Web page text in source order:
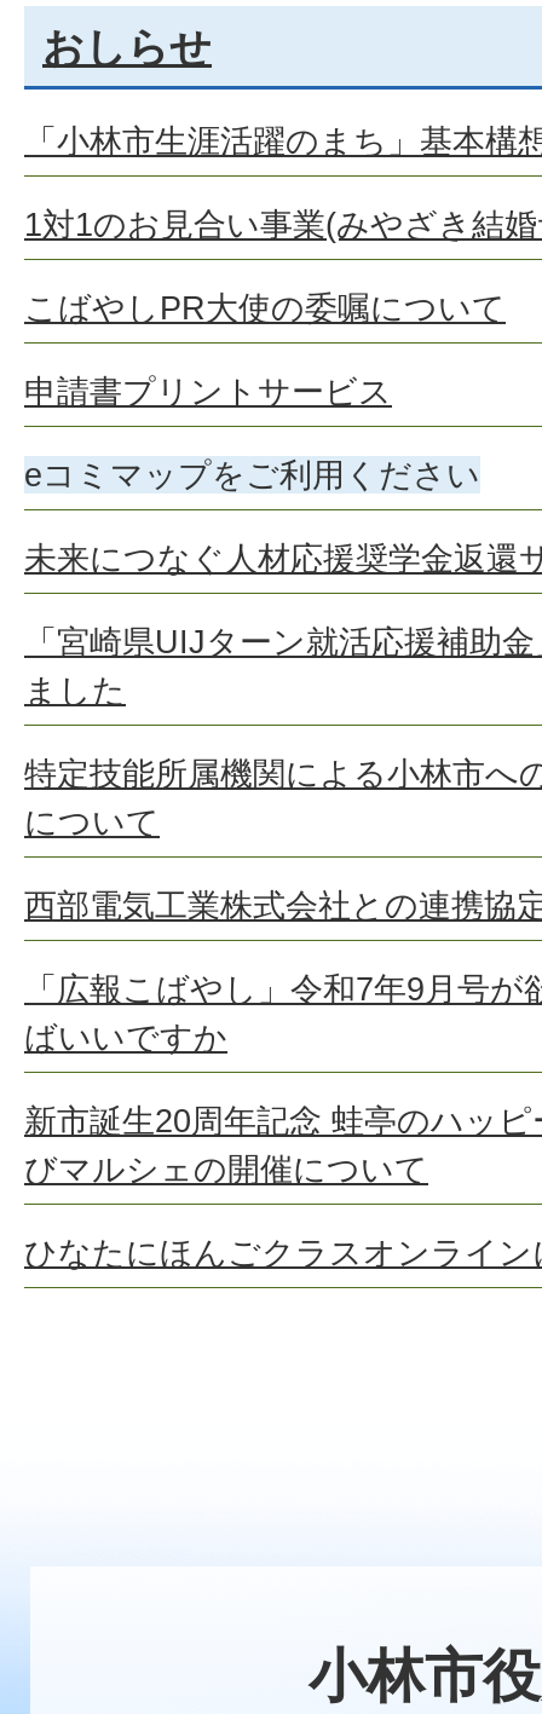
おしらせ
「小林市生涯活躍のまち」基本構
1対1のお見合い事業(みやざき結
こばやしPR大使の委嘱について
申請書プリントサービス
eコミマップをご利用ください
未来につなぐ人材応援奨学金返還
「宮崎県UIJターン就活応援補助
ました
特定技能所属機関による小林市へ
について
西部電気工業株式会社との連携協
「広報こばやし」令和7年9月号
ばいいですか
新市誕生20周年記念 蛙亭のハッ
びマルシェの開催について
ひなたにほんごクラスオンライ
小林市